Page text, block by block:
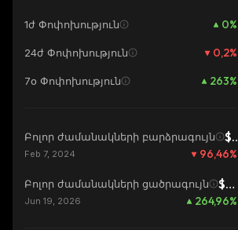
1ժ Փոփոխություն 0%
24ժ Փոփոխություն 0,2%
7օ Փոփոխություն 263%
Բոլոր ժամանակների բարձրագույն $5,67
Feb 7, 2024 96,46%
Բոլոր ժամանակների ցածրագույն $0,05503
Jun 19, 2026 264,96%